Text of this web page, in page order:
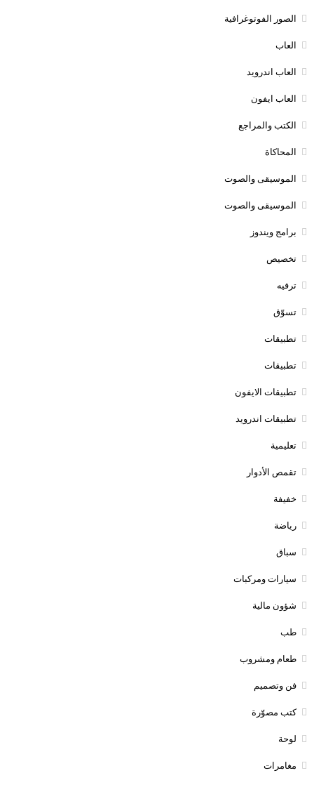
الصور الفوتوغرافية
العاب
العاب اندرويد
العاب ايفون
الكتب والمراجع
المحاكاة
الموسيقى والصوت
الموسيقى والصوت
برامج ويندوز
تخصيص
ترفيه
تسوّق
تطبيقات
تطبيقات
تطبيقات الايفون
تطبيقات اندرويد
تعليمية
تقمص الأدوار
خفيفة
رياضة
سباق
سيارات ومركبات
شؤون مالية
طب
طعام ومشروب
فن وتصميم
كتب مصوّرة
لوحة
مغامرات